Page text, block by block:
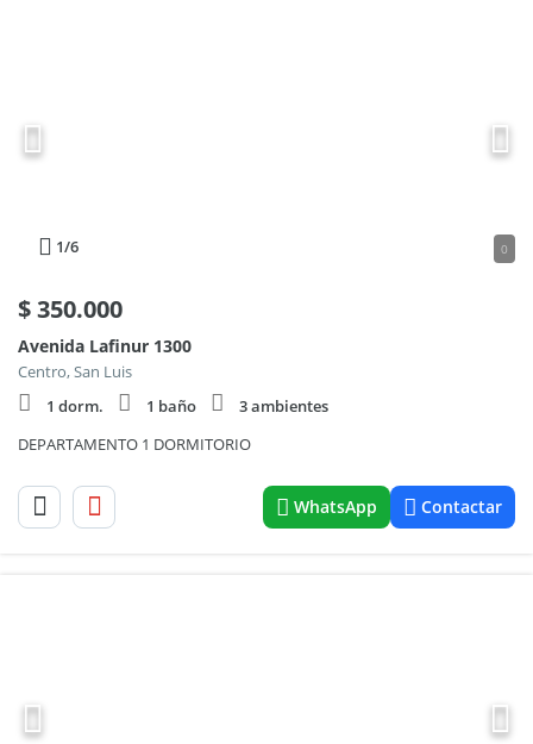
1/6 0
$350.000
Avenida Lafinur 1300
Centro, San Luis
1 dorm.
1 baño
3 ambientes
DEPARTAMENTO 1 DORMITORIO
WhatsApp Contactar